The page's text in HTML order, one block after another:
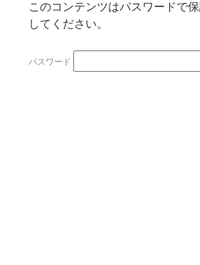
このコンテンツはパスワードで
してください。
パスワード